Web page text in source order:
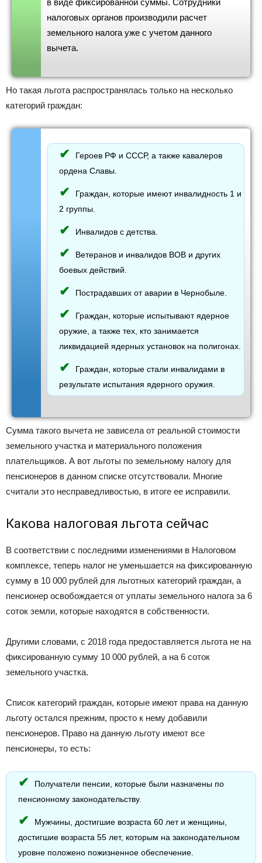
в виде фиксированной суммы. Сотрудники
налоговых органов производили расчет
земельного налога уже с учетом данного
вычета.
Но такая льгота распространялась только на несколько
категорий граждан:
Героев РФ и СССР, а также кавалеров
ордена Славы.
Граждан, которые имеют инвалидность 1 и
2 группы.
Инвалидов с детства.
Ветеранов и инвалидов ВОВ и других
боевых действий.
Пострадавших от аварии в Чернобыле.
Граждан, которые испытывают ядерное
оружие, а также тех, кто занимается
ликвидацией ядерных установок на полигонах.
Граждан, которые стали инвалидами в
результате испытания ядерного оружия.
Сумма такого вычета не зависела от реальной стоимости
земельного участка и материального положения
плательщиков. А вот льготы по земельному налогу для
пенсионеров в данном списке отсутствовали. Многие
считали это несправедливостью, в итоге ее исправили.
Какова налоговая льгота сейчас
В соответствии с последними изменениями в Налоговом
комплексе, теперь налог не уменьшается на фиксированную
сумму в 10 000 рублей для льготных категорий граждан, а
пенсионер освобождается от уплаты земельного налога за 6
соток земли, которые находятся в собственности.
Другими словами, с 2018 года предоставляется льгота не на
фиксированную сумму 10 000 рублей, а на 6 соток
земельного участка.
Список категорий граждан, которые имеют права на данную
льготу остался прежним, просто к нему добавили
пенсионеров. Право на данную льготу имеют все
пенсионеры, то есть:
Получатели пенсии, которые были назначены по
пенсионному законодательству.
Мужчины, достигшие возраста 60 лет и женщины,
достигшие возраста 55 лет, которым на законодательном
уровне положено пожизненное обеспечение.